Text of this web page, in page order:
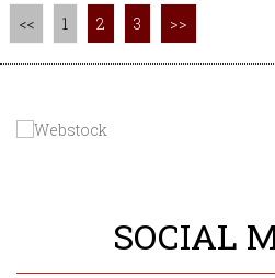
<< 1 2 3 >>
SOCIAL